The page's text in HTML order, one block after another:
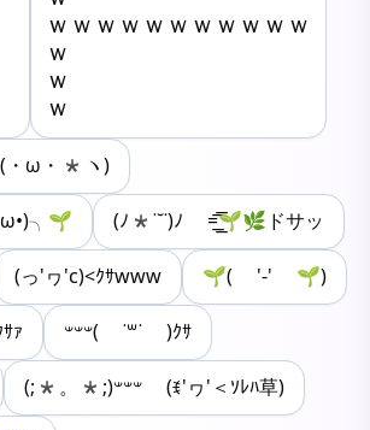
ｗｗｗｗｗｗｗｗｗｗｗ
ｗ
ｗ
ｗ
ω・*ヽ)
(ﾉ*˙˘˙)ﾉ =͟͟͞͞🌱🌿ドサッ
(っ'ヮ'c)<ｸｻwww 🌱( '-' 🌱)
ｧ 𐤔𐤔𐤔( ˙꒳˙ )ｸｻ
(;*。*;)𐤔𐤔𐤔 (ꉂ'ヮ'＜ｿﾚﾊ草)